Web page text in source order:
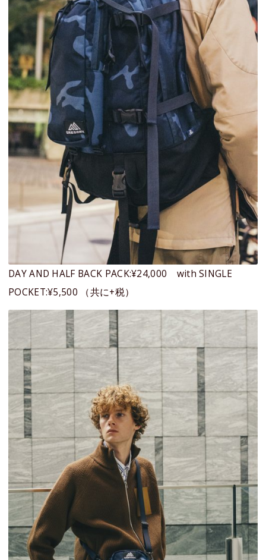
DAY AND HALF BACK PACK:¥24,000 with SINGLE
POCKET:¥5,500 （共に+税）